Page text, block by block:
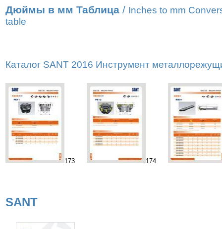
Дюймы в мм Таблица / Inches to mm
table
Каталог SANT 2016 Инструмент
173 174
SANT